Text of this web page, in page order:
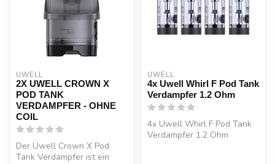
UWELL
2X UWELL CROWN X
POD TANK
VERDAMPFER - OHNE
COIL
Der Uwell Crown X Pod
Tank Verdampfer ist ein
UWELL
4x Uwell Whirl F Pod Tank
Verdampfer 1.2 Ohm
4x Uwell Whirl F Pod Tank
Verdampfer 1.2 Ohm